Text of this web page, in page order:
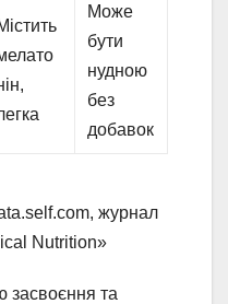
Може
бути
нудною
без
добавок
журнал
Nutrition»
засвоєння та